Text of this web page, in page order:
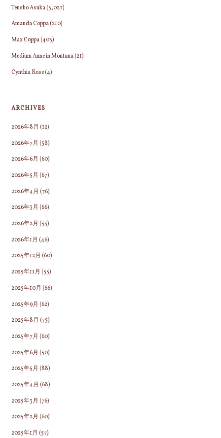
Tensho Asuka(3,027)
Amanda Coppa(210)
Max Coppa(403)
Medium Anne in Montana(21)
Cynthia Rose(4)
ARCHIVES
2026年8月 (12)
2026年7月 (58)
2026年6月 (60)
2026年5月 (67)
2026年4月 (76)
2026年3月 (66)
2026年2月 (53)
2026年1月 (46)
2025年12月 (60)
2025年11月 (55)
2025年10月 (66)
2025年9月 (62)
2025年8月 (75)
2025年7月 (60)
2025年6月 (50)
2025年5月 (88)
2025年4月 (68)
2025年3月 (76)
2025年2月 (60)
2025年1月 (57)